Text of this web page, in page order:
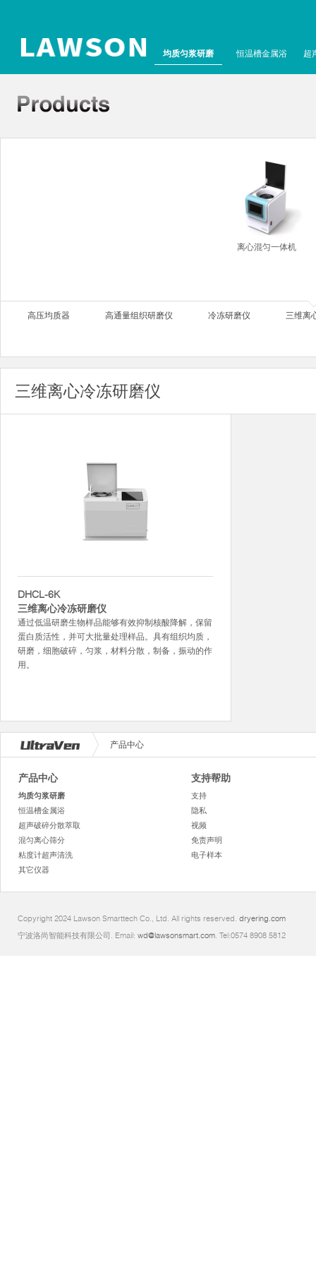
均质匀浆研磨 恒温槽金属浴 超
离心混匀一体机
高压均质器 高通量组织研磨仪 冷冻研磨仪 三维离
三维离心冷冻研磨仪
DHCL-6K
三维离心冷冻研磨仪
通过低温研磨生物样品能够有效抑制核酸降解，保留
蛋白质活性，并可大批量处理样品。具有组织均质，
研磨，细胞破碎，匀浆，材料分散，制备，振动的作
用。
产品中心
产品中心
均质匀浆研磨
恒温槽金属浴
超声破碎分散萃取
混匀离心筛分
粘度计超声清洗
其它仪器
支持帮助
支持
隐私
视频
免责声明
电子样本
Copyright 2024 Lawson Smarttech Co., Ltd. All rights reserved. dryering.com
宁波洛尚智能科技有限公司. Email: wd@lawsonsmart.com. Tel:0574 8908 5812